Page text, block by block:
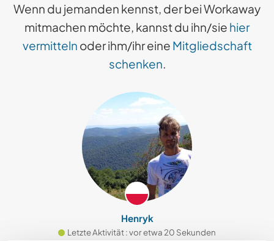
Wenn du jemanden kennst, der bei Workaway
mitmachen möchte, kannst du ihn/sie hier
vermitteln oder ihm/ihr eine Mitgliedschaft
schenken
Henryk
Letzte Aktivität : vor etwa 20 Sekunden